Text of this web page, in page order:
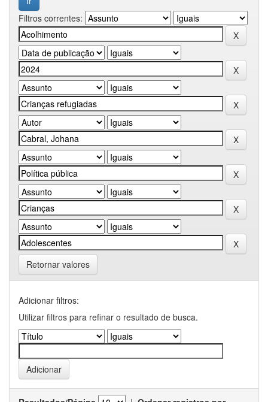
Filtros correntes:
Retornar valores
Adicionar filtros:
Utilizar filtros para refinar o resultado de busca.